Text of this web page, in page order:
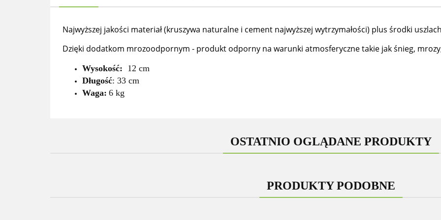
Najwyższej jakości materiał (kruszywa naturalne i cement najwyższej wytrzymałości) plus środki
Dzięki dodatkom mrozoodpornym - produkt odporny na warunki atmosferyczne takie jak śnieg, mrozy,
Wysokość: 12 cm
Długość: 33 cm
Waga: 6 kg
OSTATNIO OGLĄDANE PRODUKTY
PRODUKTY PODOBNE